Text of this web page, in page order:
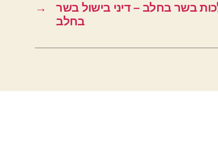
→
בשר בחלב – דיני בישול בשר
בחלב